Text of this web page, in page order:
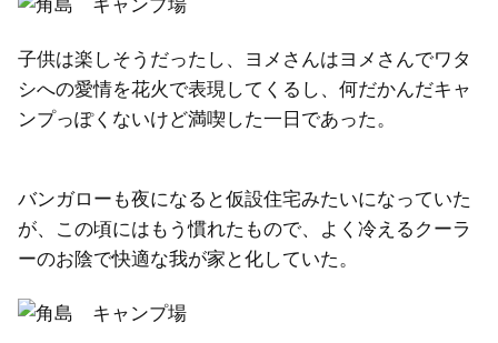
子供は楽しそうだったし、ヨメさんはヨメさんでワタ
シへの愛情を花火で表現してくるし、何だかんだキャ
ンプっぽくないけど満喫した一日であった。
バンガローも夜になると仮設住宅みたいになっていた
が、この頃にはもう慣れたもので、よく冷えるクーラ
ーのお陰で快適な我が家と化していた。